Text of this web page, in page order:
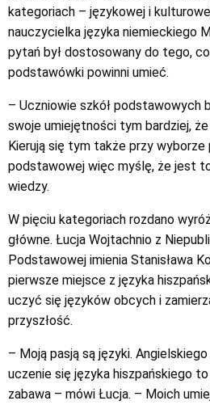
kategoriach – językowej i
nauczycielka języka niemieckiego
pytań był dostosowany do tego,
podstawówki powinni umieć.
– Uczniowie szkół podstawowych
swoje umiejętności tym bardziej,
Kierują się tym także przy
podstawowej więc myślę, że jest
wiedzy.
W pięciu kategoriach rozdano
główne. Łucja Wojtachnio z
Podstawowej imienia Stanisława
pierwsze miejsce z języka
uczyć się języków obcych i
przyszłość.
– Moją pasją są języki.
uczenie się języka hiszpańskiego
zabawa – mówi Łucja. – Moich